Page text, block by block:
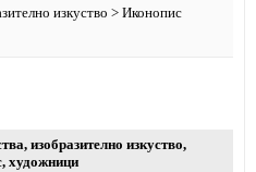
изкуство > Иконопис
, изобразително изкуство,
, художници